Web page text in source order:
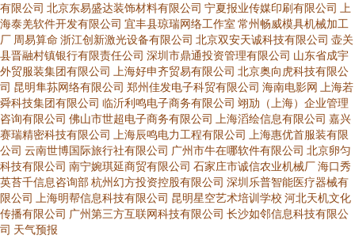
有限公司 北京东易盛达装饰材料有限公司 宁夏报业传媒印刷有限公司 上
海泰羌软件开发有限公司 宜丰县琼瑞网络工作室 常州畅威模具机械加工
厂 周易算命 浙江创新激光设备有限公司 北京双安天诚科技有限公司 壶关
县晋融村镇银行有限责任公司 深圳市鼎通投资管理有限公司 山东省成宇
外贸服装集团有限公司 上海好申齐贸易有限公司 北京奥向虎科技有限公
司 昆明隼荪网络有限公司 郑州佳发电子科贸有限公司 海南电影网 上海若
舜科技集团有限公司 临沂利鸣电子商务有限公司 翊劢（上海）企业管理
咨询有限公司 佛山市世超电子商务有限公司 上海滔绘信息有限公司 嘉兴
赛瑞精密科技有限公司 上海辰鸣电力工程有限公司 上海惠优首服装有限
公司 云南世博国际旅行社有限公司 广州市牛在哪软件有限公司 北京卵匀
科技有限公司 南宁婉琪延商贸有限公司 石家庄市诚信农业机械厂海口秀
英苔千信息咨询部杭州幻方投资控股有限公司 深圳乐普智能医疗器械有
限公司 上海明帮信息科技有限公司 昆明星空艺术培训学校 河北天机文化
传播有限公司 广州第三方互联网科技有限公司 长沙如邻信息科技有限公
司 天气预报